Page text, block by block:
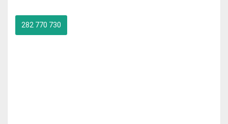
282 770 730